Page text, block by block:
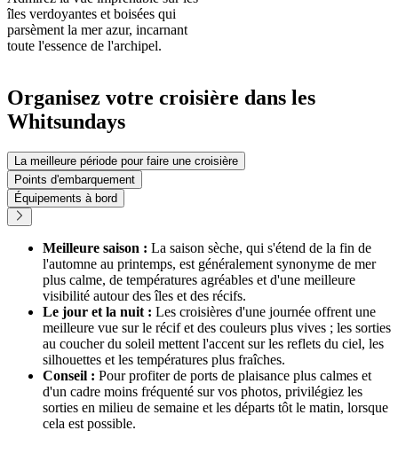
îles verdoyantes et boisées qui
parsèment la mer azur, incarnant
toute l'essence de l'archipel.
Organisez votre croisière dans les
Whitsundays
La meilleure période pour faire une croisière
Points d'embarquement
Équipements à bord
Meilleure saison : La saison sèche, qui s'étend de la fin de
l'automne au printemps, est généralement synonyme de mer
plus calme, de températures agréables et d'une meilleure
visibilité autour des îles et des récifs.
Le jour et la nuit : Les croisières d'une journée offrent une
meilleure vue sur le récif et des couleurs plus vives ; les sorties
au coucher du soleil mettent l'accent sur les reflets du ciel, les
silhouettes et les températures plus fraîches.
Conseil : Pour profiter de ports de plaisance plus calmes et
d'un cadre moins fréquenté sur vos photos, privilégiez les
sorties en milieu de semaine et les départs tôt le matin, lorsque
cela est possible.